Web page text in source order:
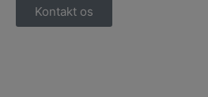
Kontakt os